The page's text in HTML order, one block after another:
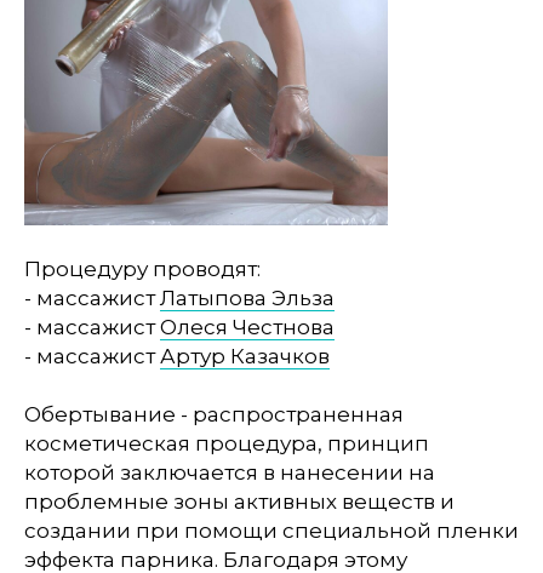
Процедуру проводят:
- массажистЛатыпова Эльза
- массажистОлеся Честнова
- массажистАртур Казачков
Обертывание - распространенная
косметическая процедура, принцип
которой заключается в нанесении на
проблемные зоны активных веществ и
создании при помощи специальной пленки
эффекта парника. Благодаря этому